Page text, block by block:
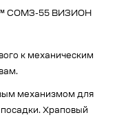
СОМЗ-55 ВИЗИОН
к механическим
механизмом для
Храповый